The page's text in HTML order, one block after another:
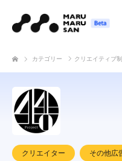
カテゴリー クリエイティブ
クリエイター その他広